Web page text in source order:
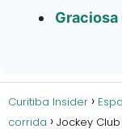
Curitiba Insider
corrida
Jockey